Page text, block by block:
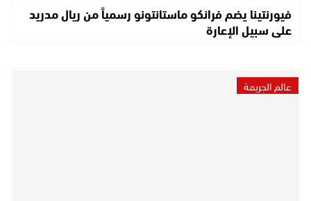
فيورنتينا يضم فرانكو ماستانتونو رسمياً من ريال مدريد
على سبيل الإعارة
عالم الجريمة